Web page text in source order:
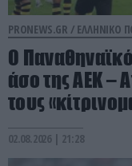
PRONEWS.GR / ΕΛΛΗΝΙΚΟ
Ο
άσο της ΑΕΚ –
τους
02.08.2026 | 21:28